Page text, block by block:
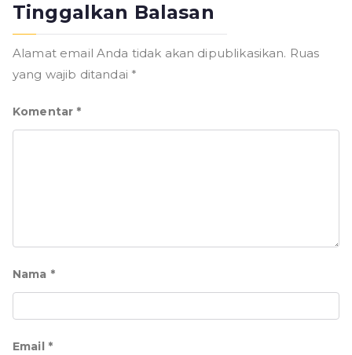
Tinggalkan Balasan
Alamat email Anda tidak akan dipublikasikan. Ruas
yang wajib ditandai *
Komentar *
Nama *
Email *